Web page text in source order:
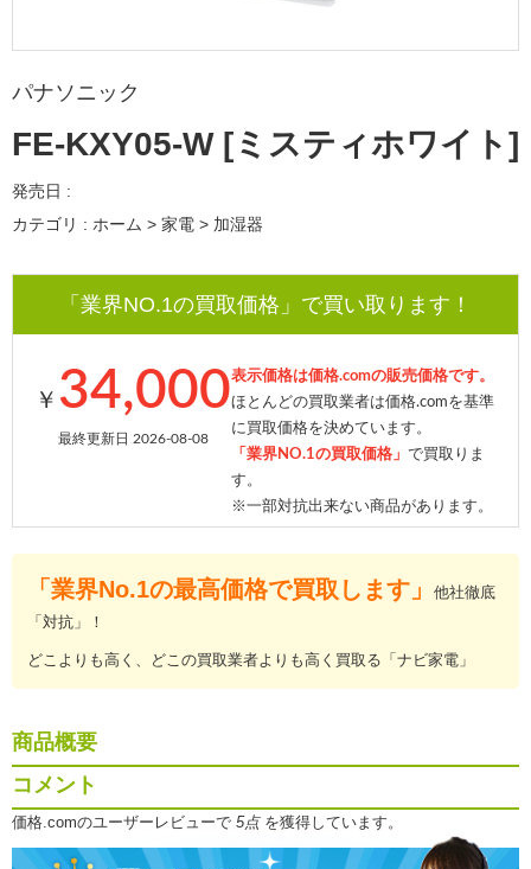
パナソニック
FE-KXY05-W [ミスティホワイト]
発売日 :
カテゴリ : ホーム > 家電 > 加湿器
「業界NO.1の買取価格」で買い取ります！
￥ 34,000
最終更新日 2026-08-08
表示価格は価格.comの販売価格です。
ほとんどの買取業者は価格.comを基準
に買取価格を決めています。
「業界NO.1の買取価格」 で買取りま
す。
※一部対抗出来ない商品があります。
「業界No.1の最高価格で買取します」
他社徹底
「対抗」！
どこよりも高く、どこの買取業者よりも高く買取る「ナビ家電」
商品概要
コメント
価格.comのユーザーレビューで 5点を獲得しています。